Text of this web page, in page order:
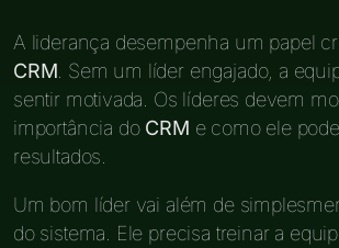
A liderança desempenha um papel
CRM . Sem um líder engajado, a
sentir motivada. Os líderes devem
importância do CRM e como ele
resultados.
Um bom líder vai além de
do sistema. Ele precisa treinar a